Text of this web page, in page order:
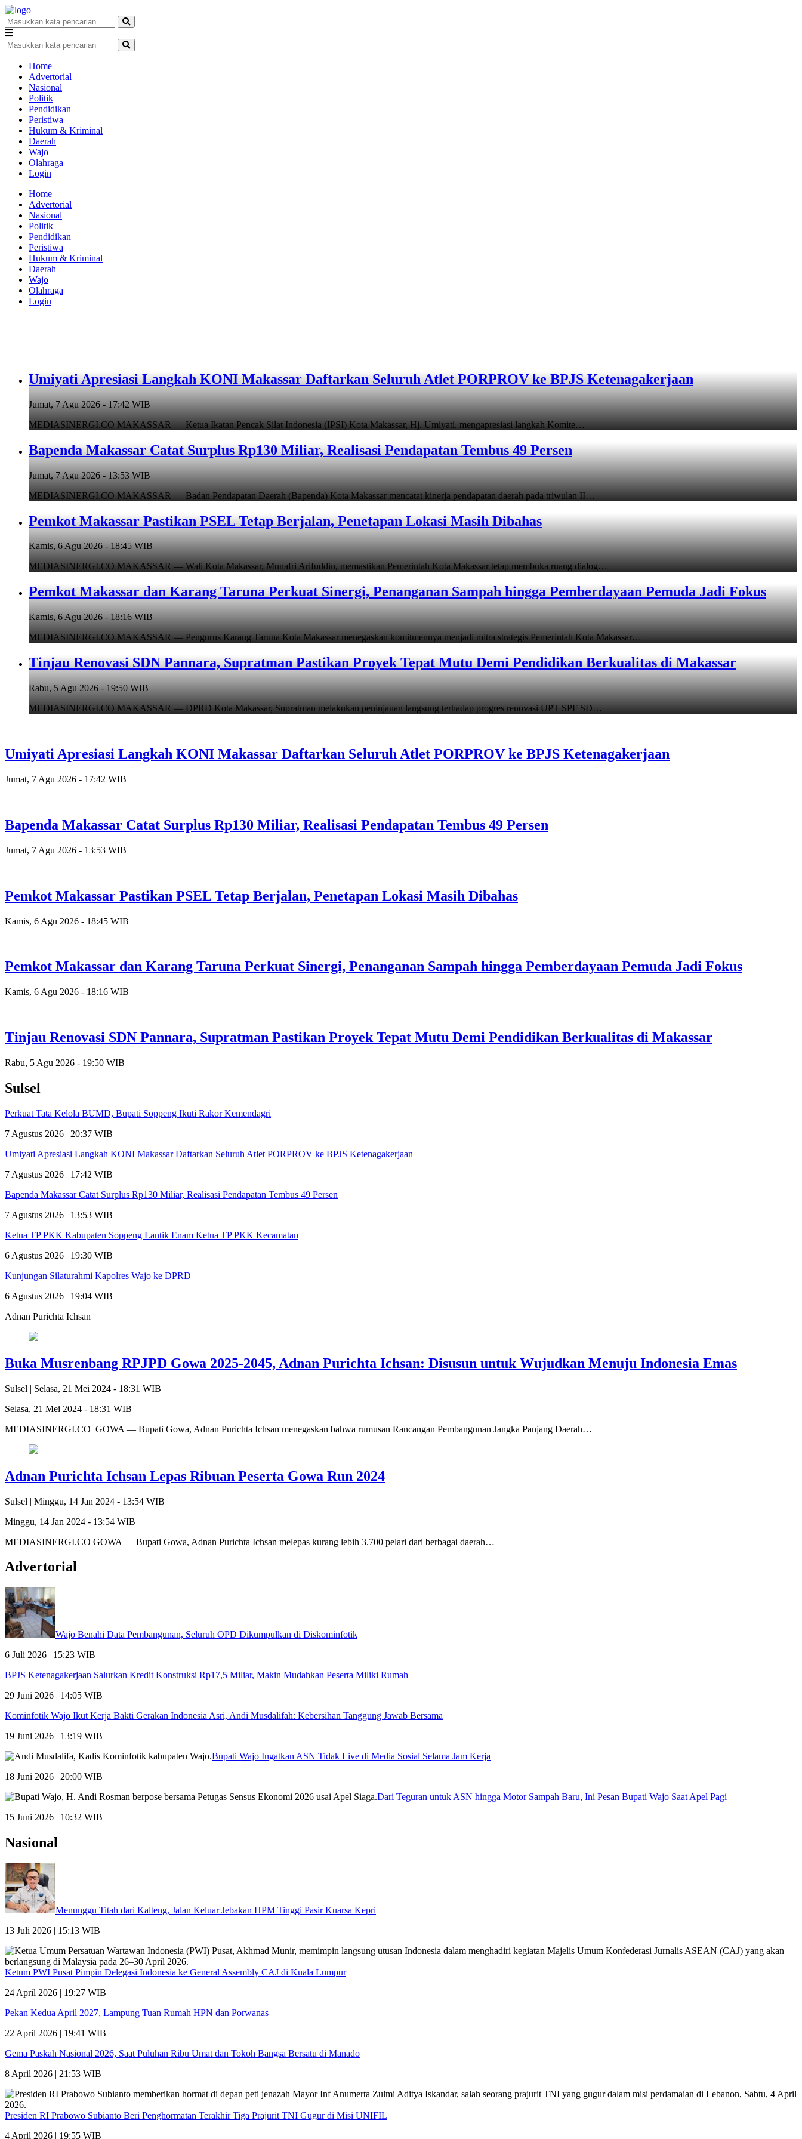
Home
Advertorial
Nasional
Politik
Pendidikan
Peristiwa
Hukum & Kriminal
Daerah
Wajo
Olahraga
Login
Home
Advertorial
Nasional
Politik
Pendidikan
Peristiwa
Hukum & Kriminal
Daerah
Wajo
Olahraga
Login
Umiyati Apresiasi Langkah KONI Makassar Daftarkan Seluruh Atlet PORPROV ke BPJS Ketenagakerjaan
Jumat, 7 Agu 2026 - 17:42 WIB
MEDIASINERGI.CO MAKASSAR — Ketua Ikatan Pencak Silat Indonesia (IPSI) Kota Makassar, Hj. Umiyati, mengapresiasi langkah Komite…
Bapenda Makassar Catat Surplus Rp130 Miliar, Realisasi Pendapatan Tembus 49 Persen
Jumat, 7 Agu 2026 - 13:53 WIB
MEDIASINERGI.CO MAKASSAR — Badan Pendapatan Daerah (Bapenda) Kota Makassar mencatat kinerja pendapatan daerah pada triwulan II…
Pemkot Makassar Pastikan PSEL Tetap Berjalan, Penetapan Lokasi Masih Dibahas
Kamis, 6 Agu 2026 - 18:45 WIB
MEDIASINERGI.CO MAKASSAR — Wali Kota Makassar, Munafri Arifuddin, memastikan Pemerintah Kota Makassar tetap membuka ruang dialog…
Pemkot Makassar dan Karang Taruna Perkuat Sinergi, Penanganan Sampah hingga Pemberdayaan Pemuda Jadi Fokus
Kamis, 6 Agu 2026 - 18:16 WIB
MEDIASINERGI.CO MAKASSAR — Pengurus Karang Taruna Kota Makassar menegaskan komitmennya menjadi mitra strategis Pemerintah Kota Makassar…
Tinjau Renovasi SDN Pannara, Supratman Pastikan Proyek Tepat Mutu Demi Pendidikan Berkualitas di Makassar
Rabu, 5 Agu 2026 - 19:50 WIB
MEDIASINERGI.CO MAKASSAR — DPRD Kota Makassar, Supratman melakukan peninjauan langsung terhadap progres renovasi UPT SPF SD…
Umiyati Apresiasi Langkah KONI Makassar Daftarkan Seluruh Atlet PORPROV ke BPJS Ketenagakerjaan
Jumat, 7 Agu 2026 - 17:42 WIB
Bapenda Makassar Catat Surplus Rp130 Miliar, Realisasi Pendapatan Tembus 49 Persen
Jumat, 7 Agu 2026 - 13:53 WIB
Pemkot Makassar Pastikan PSEL Tetap Berjalan, Penetapan Lokasi Masih Dibahas
Kamis, 6 Agu 2026 - 18:45 WIB
Pemkot Makassar dan Karang Taruna Perkuat Sinergi, Penanganan Sampah hingga Pemberdayaan Pemuda Jadi Fokus
Kamis, 6 Agu 2026 - 18:16 WIB
Tinjau Renovasi SDN Pannara, Supratman Pastikan Proyek Tepat Mutu Demi Pendidikan Berkualitas di Makassar
Rabu, 5 Agu 2026 - 19:50 WIB
Sulsel
Perkuat Tata Kelola BUMD, Bupati Soppeng Ikuti Rakor Kemendagri
7 Agustus 2026 | 20:37 WIB
Umiyati Apresiasi Langkah KONI Makassar Daftarkan Seluruh Atlet PORPROV ke BPJS Ketenagakerjaan
7 Agustus 2026 | 17:42 WIB
Bapenda Makassar Catat Surplus Rp130 Miliar, Realisasi Pendapatan Tembus 49 Persen
7 Agustus 2026 | 13:53 WIB
Ketua TP PKK Kabupaten Soppeng Lantik Enam Ketua TP PKK Kecamatan
6 Agustus 2026 | 19:30 WIB
Kunjungan Silaturahmi Kapolres Wajo ke DPRD
6 Agustus 2026 | 19:04 WIB
Adnan Purichta Ichsan
Buka Musrenbang RPJPD Gowa 2025-2045, Adnan Purichta Ichsan: Disusun untuk Wujudkan Menuju Indonesia Emas
Sulsel | Selasa, 21 Mei 2024 - 18:31 WIB
Selasa, 21 Mei 2024 - 18:31 WIB
MEDIASINERGI.CO GOWA — Bupati Gowa, Adnan Purichta Ichsan menegaskan bahwa rumusan Rancangan Pembangunan Jangka Panjang Daerah…
Adnan Purichta Ichsan Lepas Ribuan Peserta Gowa Run 2024
Sulsel | Minggu, 14 Jan 2024 - 13:54 WIB
Minggu, 14 Jan 2024 - 13:54 WIB
MEDIASINERGI.CO GOWA — Bupati Gowa, Adnan Purichta Ichsan melepas kurang lebih 3.700 pelari dari berbagai daerah…
Advertorial
Wajo Benahi Data Pembangunan, Seluruh OPD Dikumpulkan di Diskominfotik
6 Juli 2026 | 15:23 WIB
BPJS Ketenagakerjaan Salurkan Kredit Konstruksi Rp17,5 Miliar, Makin Mudahkan Peserta Miliki Rumah
29 Juni 2026 | 14:05 WIB
Kominfotik Wajo Ikut Kerja Bakti Gerakan Indonesia Asri, Andi Musdalifah: Kebersihan Tanggung Jawab Bersama
19 Juni 2026 | 13:19 WIB
Bupati Wajo Ingatkan ASN Tidak Live di Media Sosial Selama Jam Kerja
18 Juni 2026 | 20:00 WIB
Dari Teguran untuk ASN hingga Motor Sampah Baru, Ini Pesan Bupati Wajo Saat Apel Pagi
15 Juni 2026 | 10:32 WIB
Nasional
Menunggu Titah dari Kalteng, Jalan Keluar Jebakan HPM Tinggi Pasir Kuarsa Kepri
13 Juli 2026 | 15:13 WIB
Ketum PWI Pusat Pimpin Delegasi Indonesia ke General Assembly CAJ di Kuala Lumpur
24 April 2026 | 19:27 WIB
Pekan Kedua April 2027, Lampung Tuan Rumah HPN dan Porwanas
22 April 2026 | 19:41 WIB
Gema Paskah Nasional 2026, Saat Puluhan Ribu Umat dan Tokoh Bangsa Bersatu di Manado
8 April 2026 | 21:53 WIB
Presiden RI Prabowo Subianto Beri Penghormatan Terakhir Tiga Prajurit TNI Gugur di Misi UNIFIL
4 April 2026 | 19:55 WIB